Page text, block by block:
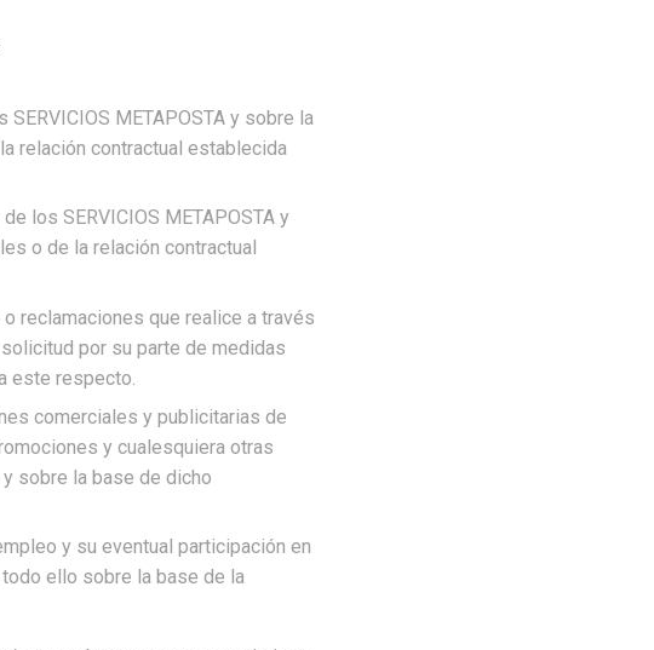
METAPOSTA y sobre la
relación contractual establecida
los SERVICIOS METAPOSTA y
o de la relación contractual
reclamaciones que realice a través
por su parte de medidas
este respecto.
comerciales y publicitarias de
y cualesquiera otras
sobre la base de dicho
y su eventual participación en
ello sobre la base de la